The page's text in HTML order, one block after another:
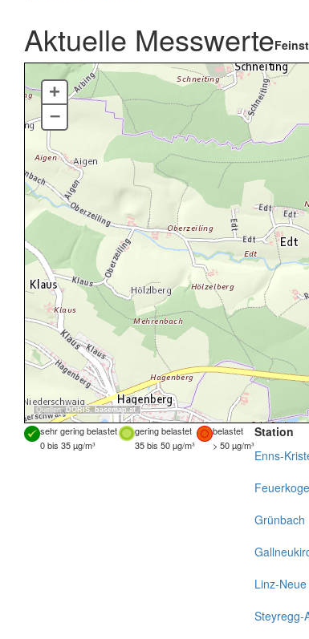
Aktuelle Messwerte
Quellen: DORIS,basemap.at
+
–
sehr gering belastet gering belastet
belastet
0 bis 35 µg/m³
35 bis 50 µg/m³ > 50 µg/m³
Station
Enns-
Grünbach
Linz-
Steyregg-